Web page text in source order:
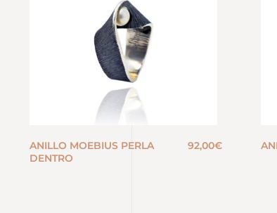
ANILLO MOEBIUS PERLA
DENTRO
92,00€